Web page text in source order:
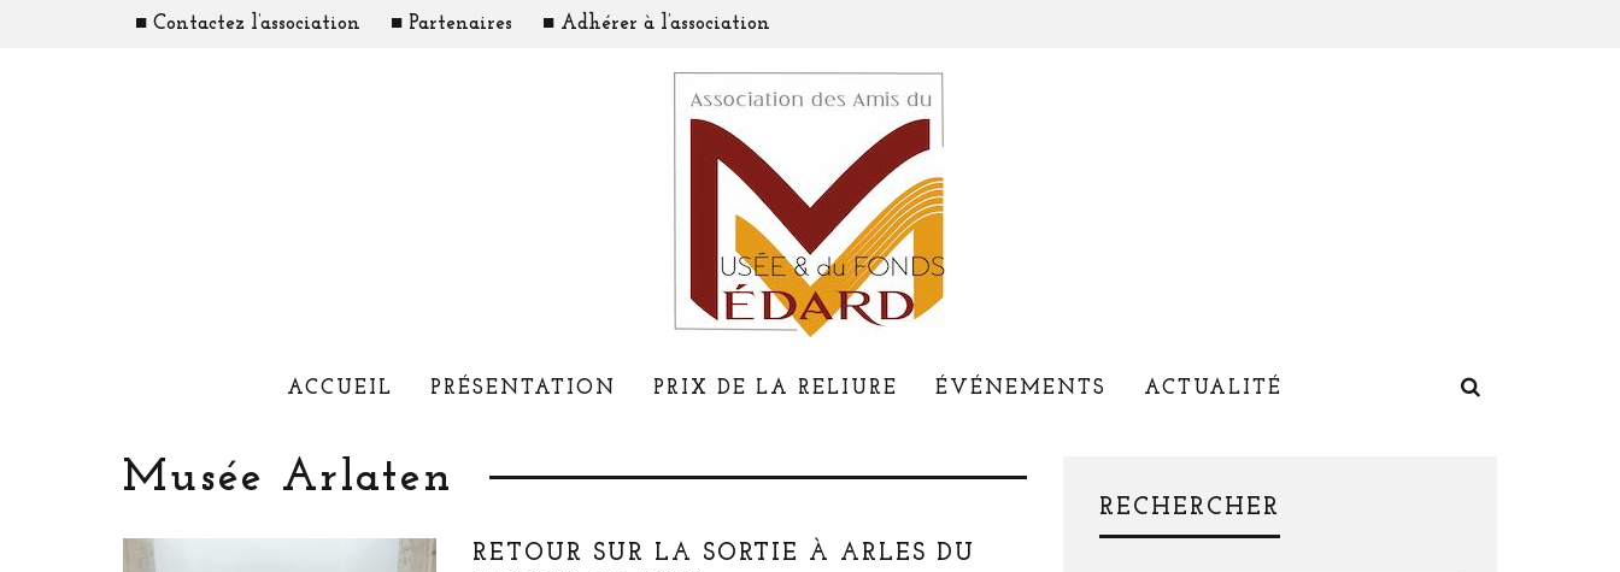
■ Contactez l’association ■ Partenaires ■ Adhérer à l’association
ACCUEIL PRÉSENTATION PRIX DE LA RELIURE ÉVÉNEMENTS ACTUALITÉ
Musée Arlaten
RETOUR SUR LA SORTIE À ARLES DU
RECHERCHER